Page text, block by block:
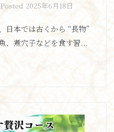
Posted 2025年6月18日
日本では古くから “長物”
、煮穴子などを食す習...